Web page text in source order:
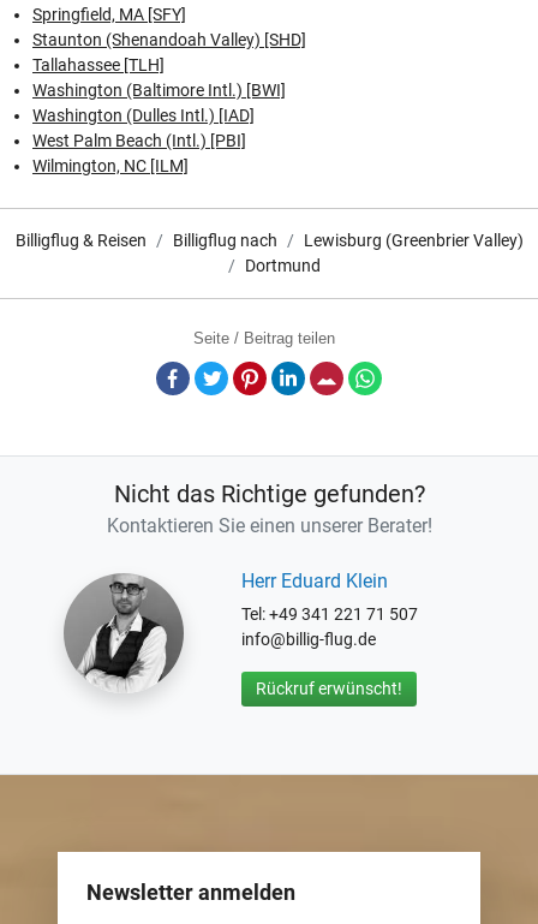
Springfield, MA [SFY]
Staunton (Shenandoah Valley) [SHD]
Tallahassee [TLH]
Washington (Baltimore Intl.) [BWI]
Washington (Dulles Intl.) [IAD]
West Palm Beach (Intl.) [PBI]
Wilmington, NC [ILM]
Billigflug & Reisen Billigflug nach
Lewisburg (Greenbrier Valley)
Dortmund
Seite / Beitrag teilen
Facebook
TwitterPinterestLinkedInE-Mail
Nicht das Richtige gefunden?
Kontaktieren Sie einen unserer Berater!
Herr Eduard Klein
Tel: +49 341 221 71 507
info@billig-flug.de
Rückruf erwünscht!
Newsletter anmelden